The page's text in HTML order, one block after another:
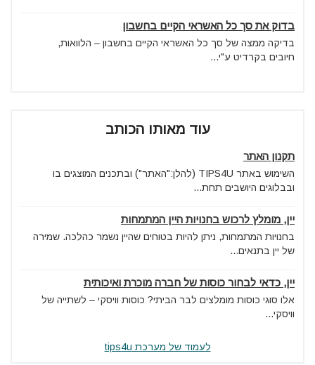
בדוק את סך כל האשראי הקיים בחשבון
בדיקה ממצה של סך כל האשראי הקיים בחשבון – הלוואות,
חיובים בקרדיט ע"י...
עוד מאותו הכותב
תקנון האתר
השימוש באתר TIPS4U (להלן:"האתר") ובתכנים המוצגים בו
ובבלוגים היושבים תחת...
יין, מומלץ לרכוש בחנויות היין המתמחות
בחנויות המתמחות, ניתן להיות בטוחים שהיין נשמר כהלכה. שמירה
של יין בתנאים...
יין, כדאי לבחור כוסות של חברה מוכרת ואיכותית
אלו סוגי כוסות מומלצים לבר הביתי? כוסות וויסקי – לשתייה של
וויסקי...
לעמוד של מערכת tips4u